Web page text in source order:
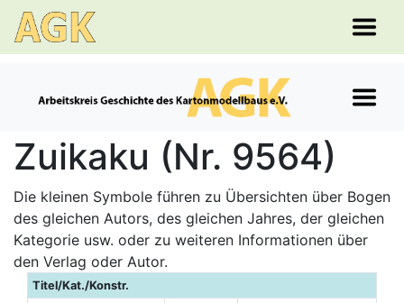
Zuikaku (Nr. 9564)
Die kleinen Symbole führen zu Übersichten über Bogen
des gleichen Autors, des gleichen Jahres, der gleichen
Kategorie usw. oder zu weiteren Informationen über
den Verlag oder Autor.
Titel/Kat./Konstr.